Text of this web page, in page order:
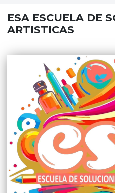
ESA ESCUELA DE
ARTISTICAS